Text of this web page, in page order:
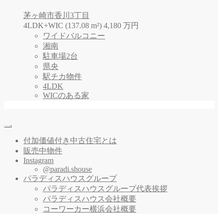
茅ヶ崎市香川3丁目
4LDK+WIC (137.08 m²) 4,180 万円
ワイドバルコニー
湘南
駐車場2台
県央
駅チカ物件
4LDK
WICのある家
付加価値付き中古住宅とは
販売中物件
Instagram
@paradi.shouse
パラディスハウスグループ
パラディスハウスグループ代表挨拶
パラディスハウス会社概要
コーワーカー横浜会社概要